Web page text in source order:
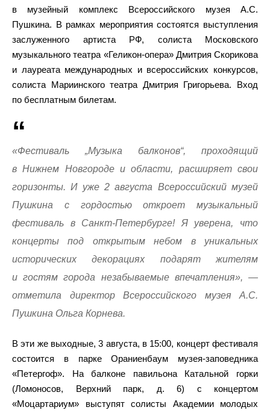
в музейный комплекс Всероссийского музея А.С.
Пушкина. В рамках мероприятия состоятся выступления
заслуженного артиста РФ, солиста Московского
музыкального театра «Геликон-опера» Дмитрия Скорикова
и лауреата международных и всероссийских конкурсов,
солиста Мариинского театра Дмитрия Григорьева. Вход
по бесплатным билетам.
«Фестиваль „Музыка балконов“, проходящий
в Нижнем Новгороде и области, расширяет свои
горизонты. И уже 2 августа Всероссийский музей
Пушкина с гордостью откроет музыкальный
фестиваль в Санкт-Петербурге! Я уверена, что
концерты под открытым небом в уникальных
исторических декорациях подарят жителям
и гостям города незабываемые впечатления», —
отметила директор Всероссийского музея А.С.
Пушкина Ольга Корнева.
В эти же выходные, 3 августа, в 15:00, концерт фестиваля
состоится в парке Ораниенбаум музея-заповедника
«Петергоф». На балконе павильона Катальной горки
(Ломоносов, Верхний парк, д. 6) с концертом
«Моцартариум» выступят солисты Академии молодых